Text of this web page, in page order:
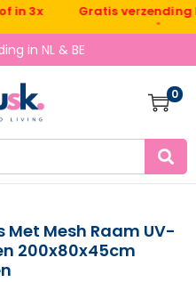
3x Gratis verzending NL &
in NL & BE
0
Met Mesh Raam UV-
200x80x45cm